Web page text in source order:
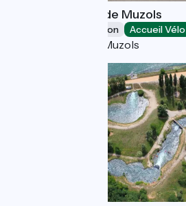
Gare Saint Jean de Muzols
Leisure and recreation Accueil Vélo
Saint-Jean-de-Muzols